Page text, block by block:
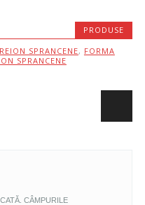
PRODUSE
SPRANCENE, FORMA
SPRANCENE
CÂMPURILE